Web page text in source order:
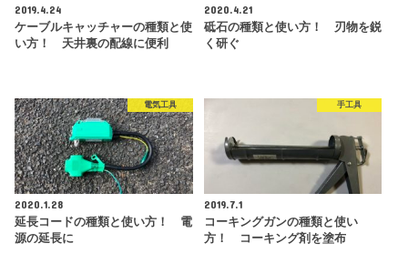
2019.4.24
ケーブルキャッチャーの種類と使
い方！ 天井裏の配線に便利
2020.4.21
砥石の種類と使い方！ 刃物を鋭
く研ぐ
電気工具
2020.1.28
延長コードの種類と使い方！ 電
源の延長に
手工具
2019.7.1
コーキングガンの種類と使い
方！ コーキング剤を塗布